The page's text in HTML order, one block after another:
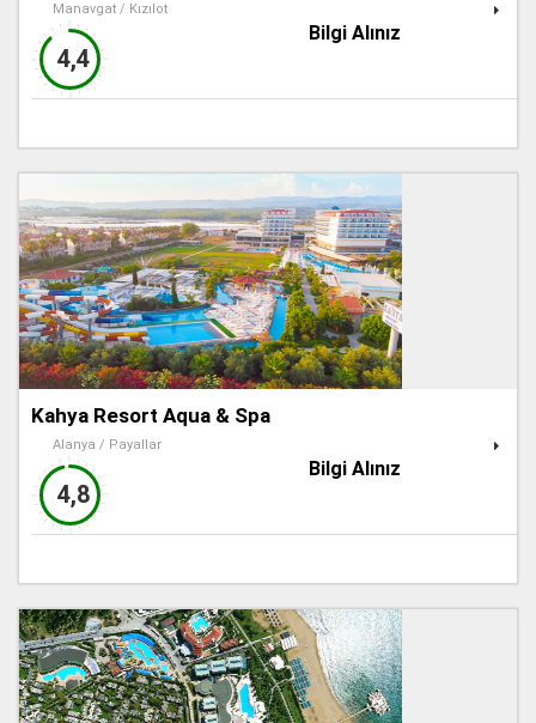
Manavgat / Kızılot
4,4
Bilgi Alınız
Kahya Resort Aqua & Spa
Alanya / Payallar
4,8
Bilgi Alınız